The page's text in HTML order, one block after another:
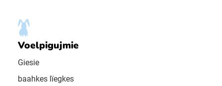
Voelpigujmie
Giesie
baahkes lïegkes